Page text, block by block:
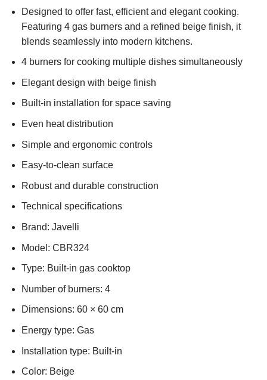
Designed to offer fast, efficient and elegant cooking.
Featuring 4 gas burners and a refined beige finish, it
blends seamlessly into modern kitchens.
4 burners for cooking multiple dishes simultaneously
Elegant design with beige finish
Built-in installation for space saving
Even heat distribution
Simple and ergonomic controls
Easy-to-clean surface
Robust and durable construction
Technical specifications
Brand: Javelli
Model: CBR324
Type: Built-in gas cooktop
Number of burners: 4
Dimensions: 60 × 60 cm
Energy type: Gas
Installation type: Built-in
Color: Beige